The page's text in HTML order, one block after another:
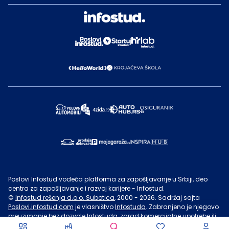
Poslovi Infostud vodeća platforma za zapošljavanje u Srbiji, deo
centra za zapošljavanje i razvoj karijere - Infostud.
© Infostud rešenja d.o.o. Subotica, 2000 - 2026. Sadržaj sajta
Poslovi.infostud.com je vlasništvoInfostuda. Zabranjeno je njegovo
preuzimanje bez dozvoleInfostuda, zarad komercijalne upotrebe ili
u druge svrhe, osim za lične potrebe posetilaca sajta.